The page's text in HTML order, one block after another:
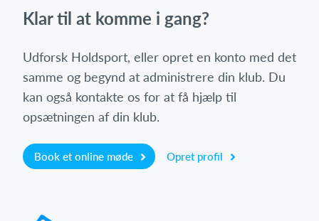
Klar til at komme i gang?
Udforsk Holdsport, eller opret en konto med det
samme og begynd at administrere din klub. Du
kan også kontakte os for at få hjælp til
opsætningen af din klub.
Book et online møde Opret profil